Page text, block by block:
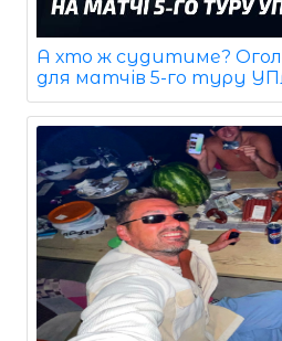
А хто ж судитиме?
для матчів 5-го туру